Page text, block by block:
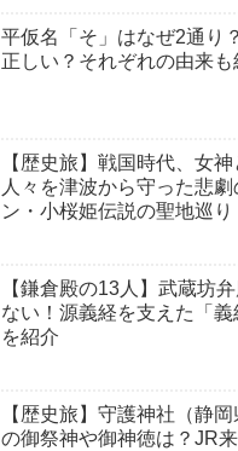
平仮名「そ」はなぜ2通り
正しい？それぞれの由来も
【歴史旅】戦国時代、女
人々を津波から守った悲劇
ン・小桜姫伝説の聖地巡り
【鎌倉殿の13人】武蔵坊
ない！源義経を支えた「義
を紹介
【歴史旅】守護神社（静岡
の御祭神や御神徳は？JR